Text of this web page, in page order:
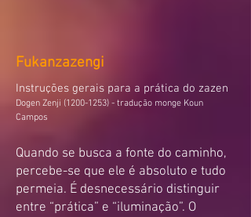
Fukanzazengi
Instruções gerais para a prática do zazen
Dogen Zenji (1200-1253) - tradução monge Koun
Campos
Quando se busca a fonte do caminho,
percebe-se que ele é absoluto e tudo
permeia. É desnecessário distinguir
entre “prática” e “iluminação”. O